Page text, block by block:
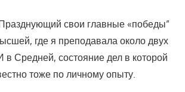
Празднующий свои главные «победы”
где я преподавала около двух
в Средней, со­стояние дел в которой
тоже по личному опыту.